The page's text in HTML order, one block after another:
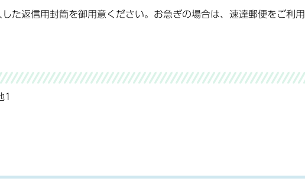
た返信用封筒を御用意ください。お急ぎの場合は、速達郵便をご利
1